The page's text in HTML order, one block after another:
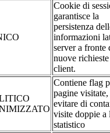
Cookie di
garantisce la
persistenza
informazioni
server a fronte
nuove
client.
Contiene flag
pagine visitate,
evitare di
visite doppie a
statistico